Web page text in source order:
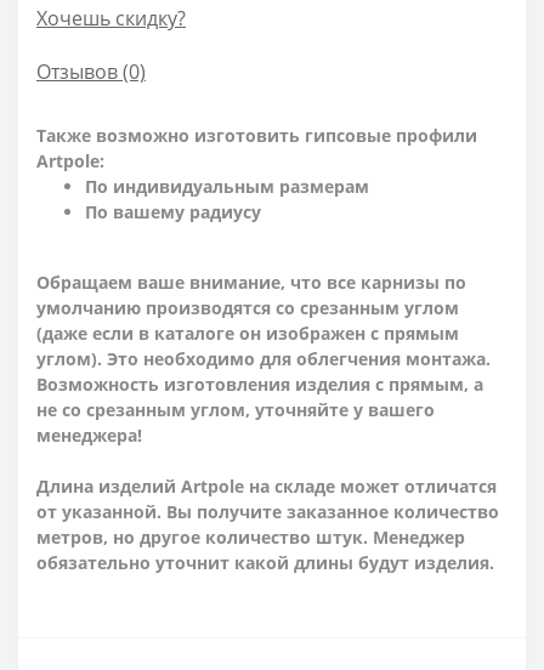
Хочешь скидку?
Отзывов (0)
Также возможно изготовить гипсовые профили
Artpole:
По индивидуальным размерам
По вашему радиусу
Обращаем ваше внимание, что все карнизы по
умолчанию производятся со срезанным углом
(даже если в каталоге он изображен с прямым
углом). Это необходимо для облегчения монтажа.
Возможность изготовления изделия с прямым, а
не со срезанным углом, уточняйте у вашего
менеджера!
Длина изделий Artpole на складе может отличатся
от указанной. Вы получите заказанное количество
метров, но другое количество штук. Менеджер
обязательно уточнит какой длины будут изделия.